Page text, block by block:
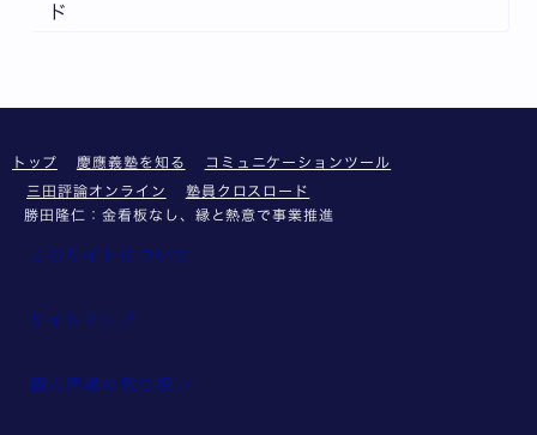
ド
トップ 慶應義塾を知る
コミュニケーションツール
三田評論オンライン
塾員クロスロード
勝田隆仁：金看板なし、縁と熱意で事業推進
このサイトについて
サイトマップ
個人情報の取り扱い